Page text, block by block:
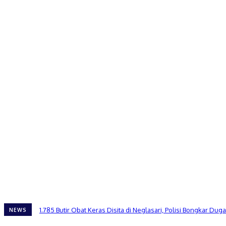
NEWS 1.785 Butir Obat Keras Disita di Neglasari, Polisi Bongkar